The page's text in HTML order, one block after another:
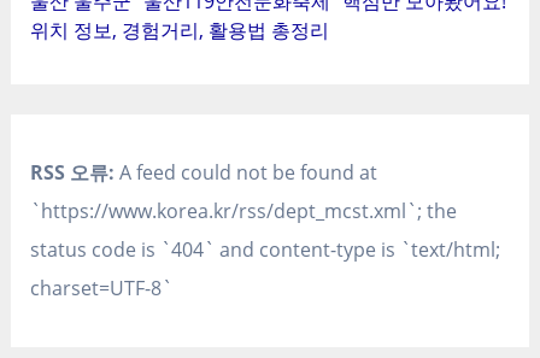
위치 정보, 경험거리, 활용법 총정리
RSS 오류: A feed could not be found at
`https://www.korea.kr/rss/dept_mcst.xml`; the
status code is `404` and content-type is `text/html;
charset=UTF-8`